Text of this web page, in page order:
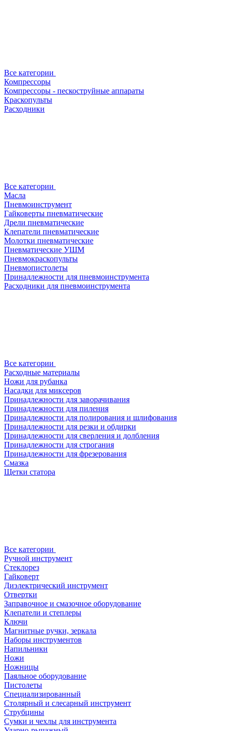
Все категории
Компрессоры
Компрессоры - пескоструйные аппараты
Краскопульты
Расходники
Все категории
Масла
Пневмоинструмент
Гайковерты пневматические
Дрели пневматические
Клепатели пневматические
Молотки пневматические
Пневматические УШМ
Пневмокраскопульты
Пневмопистолеты
Принадлежности для пневмоинструмента
Расходники для пневмоинструмента
Все категории
Расходные материалы
Ножи для рубанка
Насадки для миксеров
Принадлежности для заворачивания
Принадлежности для пиления
Принадлежности для полирования и шлифования
Принадлежности для резки и обдирки
Принадлежности для сверления и долбления
Принадлежности для строгания
Принадлежности для фрезерования
Смазка
Щетки статора
Все категории
Ручной инструмент
Стеклорез
Гайковерт
Диэлектрический инструмент
Отвертки
Заправочное и смазочное оборудование
Клепатели и степлеры
Ключи
Магнитные ручки, зеркала
Наборы инструментов
Напильники
Ножи
Ножницы
Паяльное оборудование
Пистолеты
Специализированный
Столярный и слесарный инструмент
Струбцины
Сумки и чехлы для инструмента